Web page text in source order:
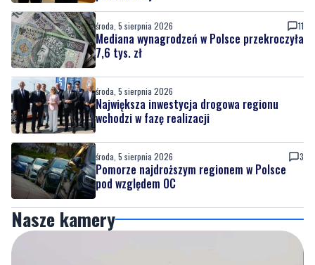
środa, 5 sierpnia 2026 11
Mediana wynagrodzeń w Polsce przekroczyła
7,6 tys. zł
środa, 5 sierpnia 2026
Największa inwestycja drogowa regionu
wchodzi w fazę realizacji
środa, 5 sierpnia 2026 3
Pomorze najdroższym regionem w Polsce
pod względem OC
Nasze kamery